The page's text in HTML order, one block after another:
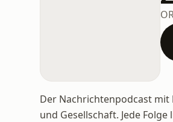
Der Nachrichtenpodcast
und Gesellschaft. Jede